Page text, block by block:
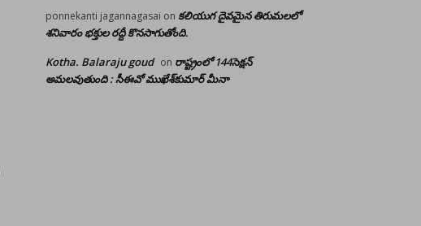
ponnekanti jagannagasai on కలియుగ దైవమైన తిరుమలలో
శనివారం భక్తుల రద్దీ కొనసాగుతోంది.
Kotha. Balaraju goud on రాష్ట్రంలో 144సెక్షన్
అమలవుతుంది : సీఈవో ముఖేశ్‌కుమార్‌ మీనా